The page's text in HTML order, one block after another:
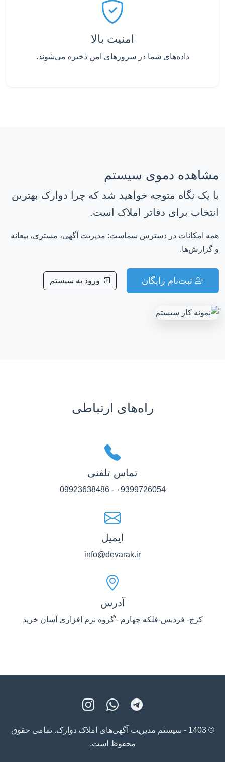
امنیت بالا
داده‌های شما در سرورهای امن ذخیره می‌شوند.
مشاهده دموی سیستم
با یک نگاه متوجه خواهید شد که چرا دوارک بهترین
انتخاب برای دفاتر املاک است.
همه امکانات در دسترس شماست: مدیریت آگهی، مشتری، بیعانه
و گزارش‌ها.
ثبت‌نام رایگان ورود به سیستم
راه‌های ارتباطی
تماس تلفنی
۰9399726054 - 09923638486
ایمیل
info@devarak.ir
آدرس
کرج- فردیس-فلکه چهارم -'گروه نرم افزاری آسان خرید
© 1403 - سیستم مدیریت آگهی‌های املاک دوارک. تمامی حقوق
محفوظ است.